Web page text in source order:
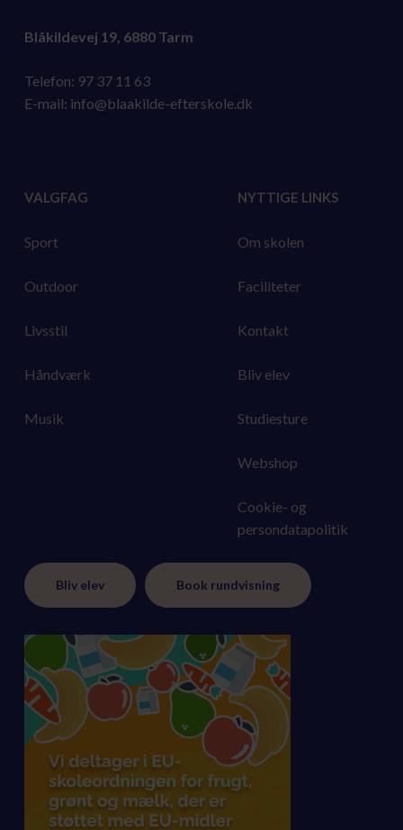
Blåkildevej 19, 6880 Tarm
Telefon: 97 37 11 63
E-mail: info@blaakilde-efterskole.dk
VALGFAG
Sport
Outdoor
Livsstil
Håndværk
Musik
NYTTIGE LINKS
Om skolen
Faciliteter
Kontakt
Bliv elev
Studiesture
Webshop
Cookie- og
persondatapolitik
Bliv elev Book rundvisning